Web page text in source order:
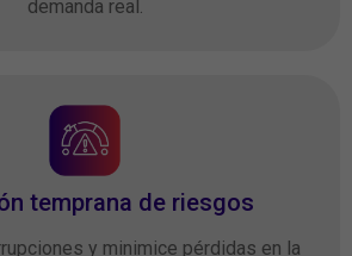
demanda real.
temprana de riesgos
y minimice pérdidas en la